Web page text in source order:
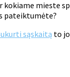
kokiame mieste
pateiktumėte?
sąskaitą to